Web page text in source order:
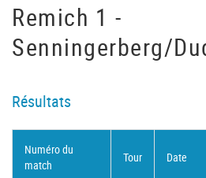
Remich 1 -
Senningerberg/
Résultats
Numéro du
match
Tour Date